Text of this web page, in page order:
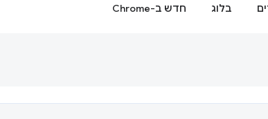
בלוג חדש ב-Chrome